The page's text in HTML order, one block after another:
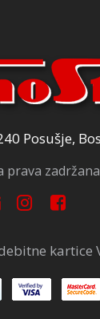
Posušje,
prava
kartice